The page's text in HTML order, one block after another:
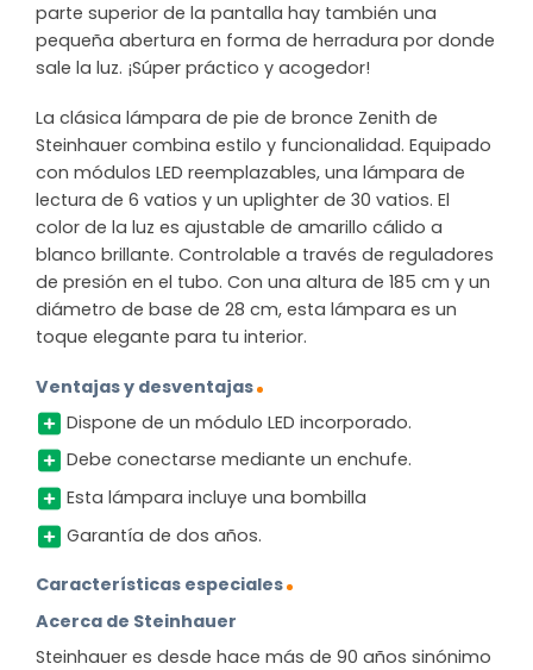
parte superior de la pantalla hay también una
pequeña abertura en forma de herradura por donde
sale la luz. ¡Súper práctico y acogedor!
La clásica lámpara de pie de bronce Zenith de
Steinhauer combina estilo y funcionalidad. Equipado
con módulos LED reemplazables, una lámpara de
lectura de 6 vatios y un uplighter de 30 vatios. El
color de la luz es ajustable de amarillo cálido a
blanco brillante. Controlable a través de reguladores
de presión en el tubo. Con una altura de 185 cm y un
diámetro de base de 28 cm, esta lámpara es un
toque elegante para tu interior.
Ventajas y desventajas
Dispone de un módulo LED incorporado.
Debe conectarse mediante un enchufe.
Esta lámpara incluye una bombilla
Garantía de dos años.
Características especiales
Acerca de Steinhauer
Steinhauer es desde hace más de 90 años sinónimo